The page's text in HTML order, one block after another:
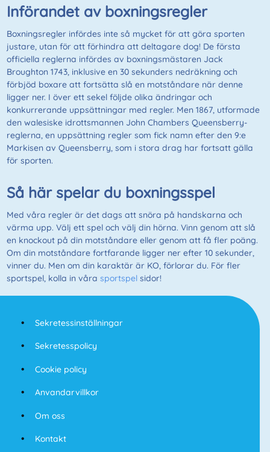
Införandet av boxningsregler
Boxningsregler infördes inte så mycket för att göra sporten
justare, utan för att förhindra att deltagare dog! De första
officiella reglerna infördes av boxningsmästaren Jack
Broughton 1743, inklusive en 30 sekunders nedräkning och
förbjöd boxare att fortsätta slå en motståndare när denne
ligger ner. I över ett sekel följde olika ändringar och
konkurrerande uppsättningar med regler. Men 1867, utformade
den walesiske idrottsmannen John Chambers Queensberry-
reglerna, en uppsättning regler som fick namn efter den 9:e
Markisen av Queensberry, som i stora drag har fortsatt gälla
för sporten.
Så här spelar du boxningsspel
Med våra regler är det dags att snöra på handskarna och
värma upp. Välj ett spel och välj din hörna. Vinn genom att slå
en knockout på din motståndare eller genom att få fler poäng.
Om din motståndare fortfarande ligger ner efter 10 sekunder,
vinner du. Men om din karaktär är KO, förlorar du. För fler
sportspel, kolla in våra sportspelsidor!
Sekretessinställningar
Sekretesspolicy
Cookie policy
Anvandarvillkor
Om oss
Kontakt